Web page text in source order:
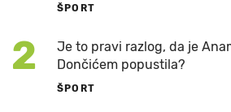
ŠPORT
2
Je to pravi razlog, da je
Dončićem popustila?
ŠPORT